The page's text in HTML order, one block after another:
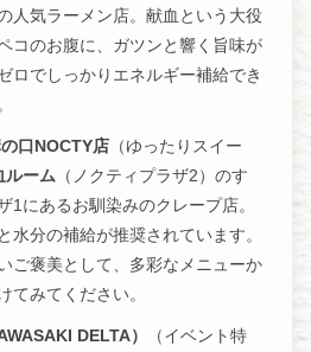
人気ラーメン店。献血という大役
コのお腹に、ガツンと響く旨味が
ロでしっかりエネルギー補給でき
口NOCTY店 （ゆったりスイー
ルーム （ノクティプラザ2）のす
1にあるお馴染みのクレープ店。
水分の補給が推奨されています。
ご褒美として、多彩なメニューか
てみてください。
DELTA）
（イベント特